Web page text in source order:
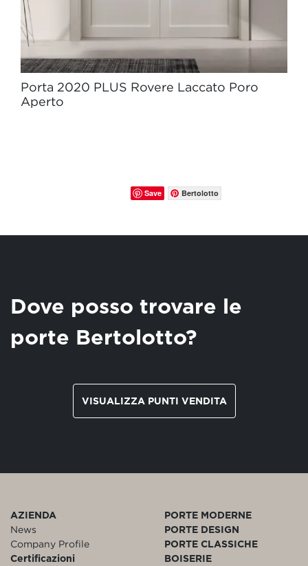
Porta 2020 PLUS Rovere Laccato Poro
Aperto
Save Bertolotto
Dove posso trovare le
porte Bertolotto?
VISUALIZZA PUNTI VENDITA
AZIENDA
News
Company Profile
Certificazioni
PORTE MODERNE
PORTE DESIGN
PORTE CLASSICHE
BOISERIE